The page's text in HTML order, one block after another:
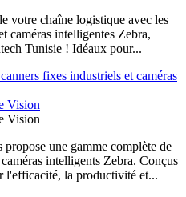
votre chaîne logistique avec les
caméras intelligentes Zebra,
Tunisie ! Idéaux pour...
fixes industriels et caméras
Vision
Vision
propose une gamme complète de
intelligents Zebra. Conçus
l'efficacité, la productivité et...